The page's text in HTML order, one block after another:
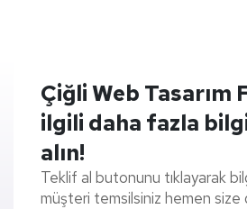
Çiğli Web Tasarım
ilgili daha fazla
alın!
Teklif al butonunu tıklayarak
müşteri temsilsiniz hemen size